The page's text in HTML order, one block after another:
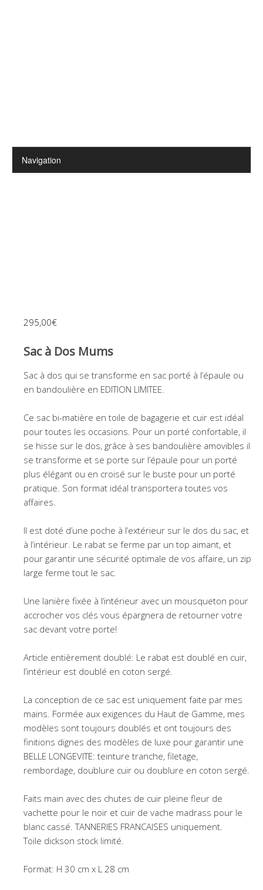
295,00€
Sac à Dos Mums
Sac à dos qui se transforme en sac porté à l’épaule ou
en bandoulière en EDITION LIMITEE.
Ce sac bi-matière en toile de bagagerie et cuir est idéal
pour toutes les occasions. Pour un porté confortable, il
se hisse sur le dos, grâce à ses bandoulière amovibles il
se transforme et se porte sur l’épaule pour un porté
plus élégant ou en croisé sur le buste pour un porté
pratique. Son format idéal transportera toutes vos
affaires.
Il est doté d’une poche à l’extérieur sur le dos du sac, et
à l’intérieur. Le rabat se ferme par un top aimant, et
pour garantir une sécurité optimale de vos affaire, un zip
large ferme tout le sac.
Une lanière fixée à l’intérieur avec un mousqueton pour
accrocher vos clés vous épargnera de retourner votre
sac devant votre porte!
Article entièrement doublé: Le rabat est doublé en cuir,
l’intérieur est doublé en coton sergé.
La conception de ce sac est uniquement faite par mes
mains. Formée aux exigences du Haut de Gamme, mes
modèles sont toujours doublés et ont toujours des
finitions dignes des modèles de luxe pour garantir une
BELLE LONGEVITE: teinture tranche, filetage,
rembordage, doublure cuir ou doublure en coton sergé.
Faits main avec des chutes de cuir pleine fleur de
vachette pour le noir et cuir de vache madrass pour le
blanc cassé. TANNERIES FRANCAISES uniquement.
Toile dickson stock limité.
Format: H 30 cm x L 28 cm